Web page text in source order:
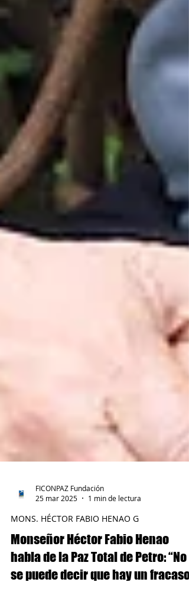
FICONPAZ Fundación
25 mar 2025
1 min de lectura
MONS. HÉCTOR FABIO HENAO G
Monseñor Héctor Fabio Henao
habla de la Paz Total de Petro: “No